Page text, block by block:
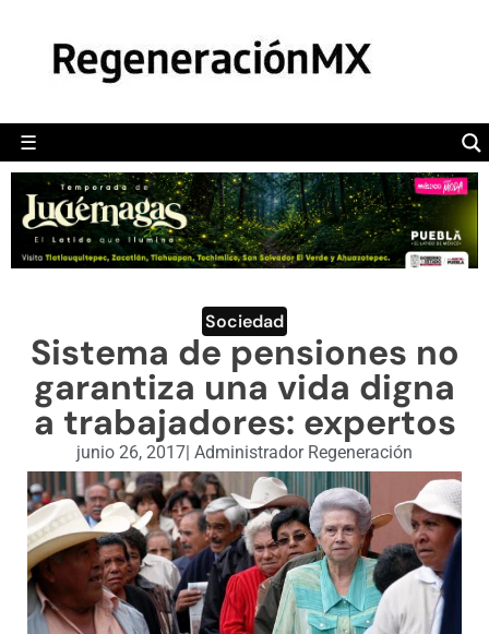
☰
POLÍTICA
CAMALEÓN
OPINIÓN
DEPORTES
ENGLISH SECTION
VIDEOS
Sociedad
Sistema de pensiones no
garantiza una vida digna
a trabajadores: expertos
junio 26, 2017| Administrador Regeneración